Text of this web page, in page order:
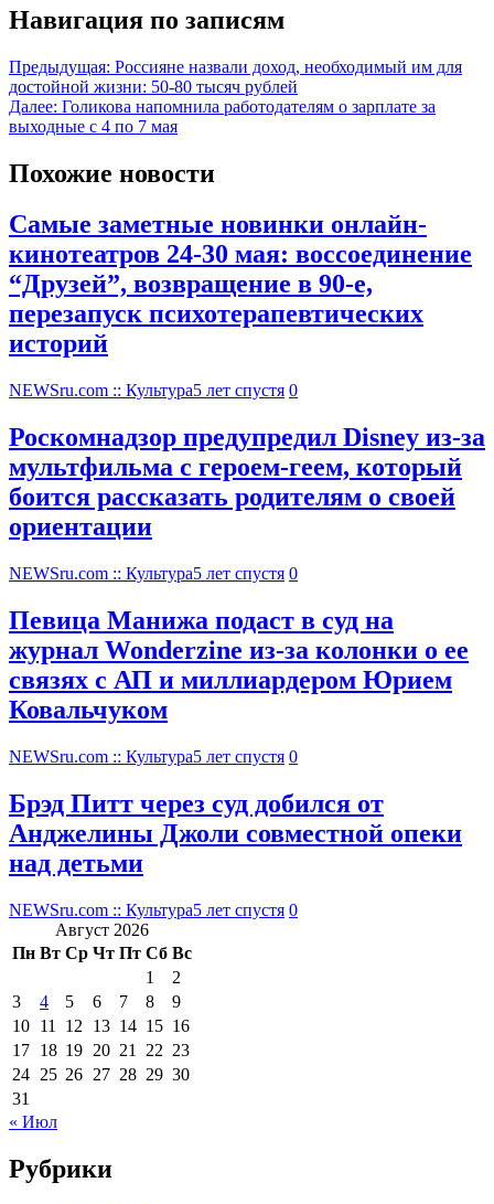
Навигация по записям
Предыдущая: Россияне назвали доход, необходимый им для
достойной жизни: 50-80 тысяч рублей
Далее: Голикова напомнила работодателям о зарплате за
выходные с 4 по 7 мая
Похожие новости
Самые заметные новинки онлайн-
кинотеатров 24-30 мая: воссоединение
“Друзей”, возвращение в 90-е,
перезапуск психотерапевтических
историй
NEWSru.com :: Культура5 лет спустя 0
Роскомнадзор предупредил Disney из-за
мультфильма c героем-геем, который
боится рассказать родителям о своей
ориентации
NEWSru.com :: Культура5 лет спустя 0
Певица Манижа подаст в суд на
журнал Wonderzine из-за колонки о ее
связях с АП и миллиардером Юрием
Ковальчуком
NEWSru.com :: Культура5 лет спустя 0
Брэд Питт через суд добился от
Анджелины Джоли совместной опеки
над детьми
NEWSru.com :: Культура5 лет спустя 0
Август 2026
Пн Вт Ср Чт Пт Сб Вс
1
2
3
4 5 6 7 8
9
10 11 12 13 14 15 16
17 18 19 20 21 22 23
24 25 26 27 28 29 30
31
« Июл
Рубрики